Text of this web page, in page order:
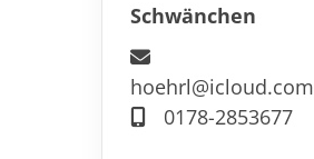
Schwänchen
hoehrl@icloud.com
0178-2853677